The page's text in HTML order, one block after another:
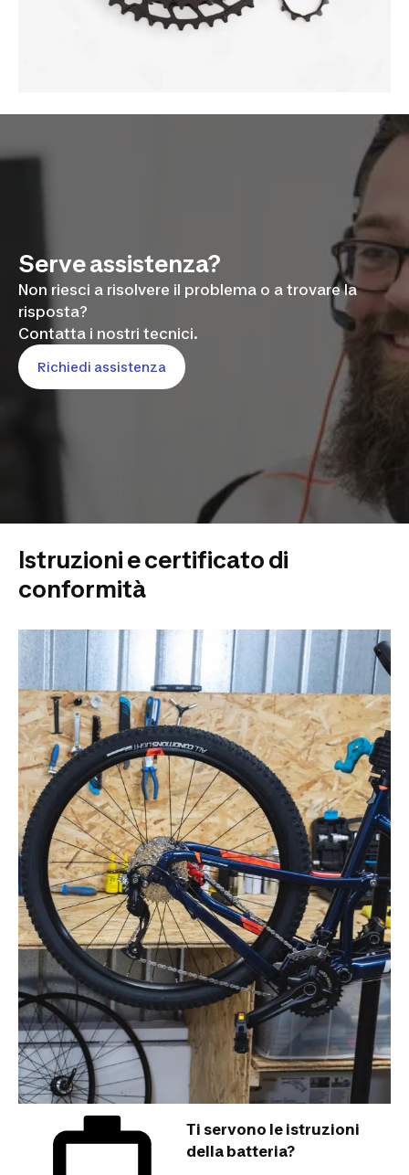
Serve assistenza?
Non riesci a risolvere il problema o a trovare la
risposta?
Contatta i nostri tecnici.
Richiedi assistenza
Istruzioni e certificato di
conformità
Ti servono le istruzioni
della batteria?